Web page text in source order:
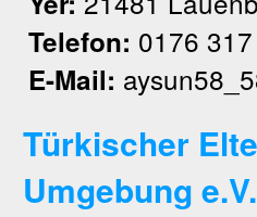
Telefon: 0176
E-Mail:
Türkischer
Umgebung e.V.